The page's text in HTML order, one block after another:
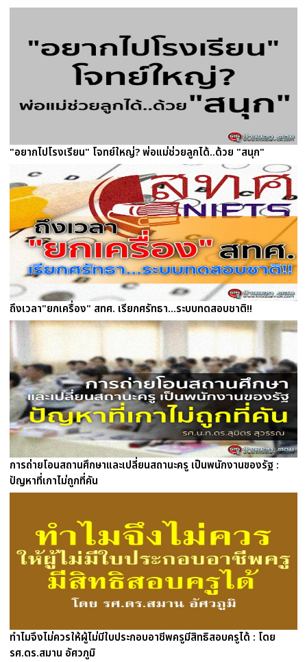
"อยากไปโรงเรียน" โจทย์ใหญ่? พ่อแม่ช่วยลูกได้..ด้วย "สนุก"
ถึงเวลา"ยกเครื่อง" สทศ. เรียกศรัทธา...ระบบทดสอบชาติ!!
การถ่ายโอนสถานศึกษาและเปลี่ยนสถานะครู เป็นพนักงานของรัฐ :
ปัญหาที่เกาไม่ถูกที่คัน
ทำไมจึงไม่ควรให้ผู้ไม่มีใบประกอบอาชีพครูมีสิทธิสอบครูได้ : โดย
รศ.ดร.สมาน อัศวภูมิ